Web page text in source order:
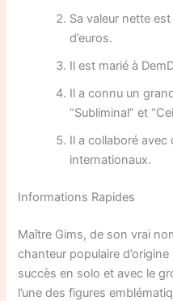
Sa valeur nette
d’euros.
Il est marié à
Il a connu un
“Subliminal” et
Il a collaboré
internationaux.
Informations Rapides
Maître Gims, de son vrai
chanteur populaire
succès en solo et avec le
l’une des figures